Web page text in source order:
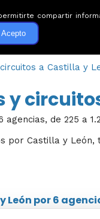
Guías de viaje
a Castilla y
agencias, de 225 a
por Castilla y León,
León por6
compartir
Acepto